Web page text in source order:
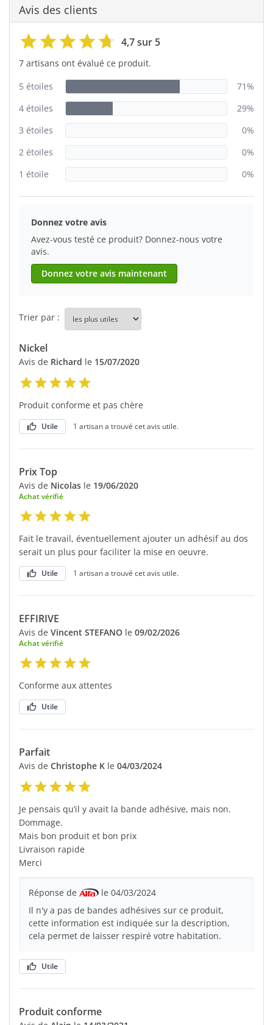
Avis des clients
4,7 sur 5
7 artisans ont évalué ce produit.
5 étoiles
71%
4 étoiles
29%
3 étoiles
0%
2 étoiles
0%
1 étoile
0%
Donnez votre avis
Avez-vous testé ce produit? Donnez-nous votre
avis.
Donnez votre avis maintenant
Trier par :
Nickel
Avis de Richard le 15/07/2020
Produit conforme et pas chère
Utile 1 artisan a trouvé cet avis utile.
Prix Top
Avis de Nicolas le 19/06/2020
Achat vérifié
Fait le travail, éventuellement ajouter un adhésif au dos
serait un plus pour faciliter la mise en oeuvre.
Utile 1 artisan a trouvé cet avis utile.
EFFIRIVE
Avis de Vincent STEFANO le 09/02/2026
Achat vérifié
Conforme aux attentes
Utile
Parfait
Avis de Christophe K le 04/03/2024
Je pensais qu’il y avait la bande adhésive, mais non.
Dommage.
Mais bon produit et bon prix
Livraison rapide
Merci
Réponse de
le 04/03/2024
Il n'y a pas de bandes adhésives sur ce produit,
cette information est indiquée sur la description,
cela permet de laisser respiré votre habitation.
Utile
Produit conforme